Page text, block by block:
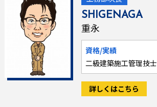
SHIGENAGA
重永
資格/実績
二級建築施工管理技士
詳しくはこちら